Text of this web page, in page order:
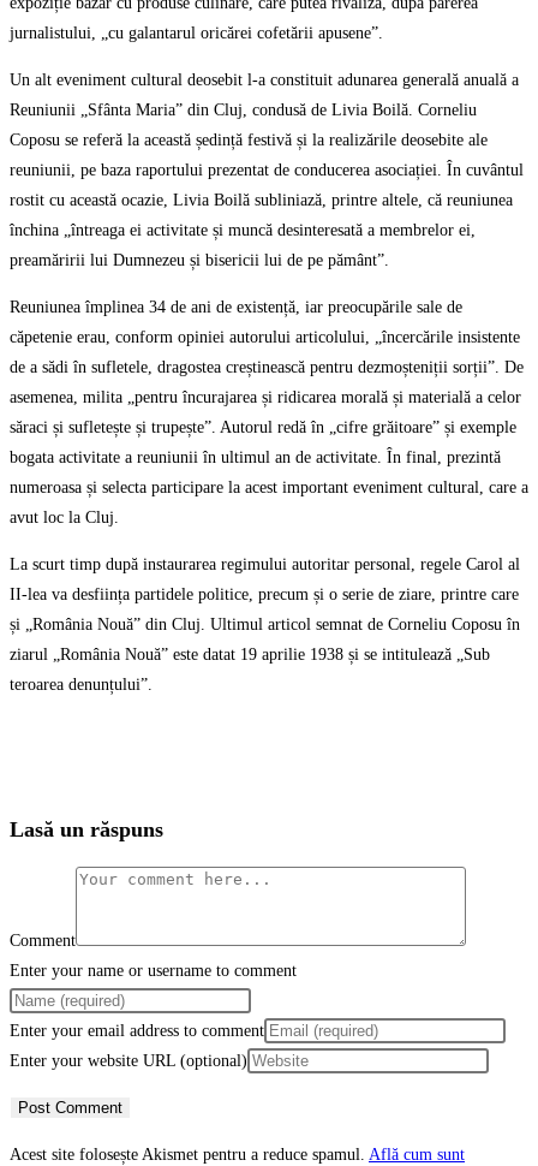
jurnalistului, „cu galantarul oricărei cofetării apusene”.
Un alt eveniment cultural deosebit l-a constituit adunarea generală anuală a
Reuniunii „Sfânta Maria” din Cluj, condusă de Livia Boilă. Corneliu
Coposu se referă la această ședință festivă și la realizările deosebite ale
reuniunii, pe baza raportului prezentat de conducerea asociației. În cuvântul
rostit cu această ocazie, Livia Boilă subliniază, printre altele, că reuniunea
închina „întreaga ei activitate și muncă desinteresată a membrelor ei,
preamăririi lui Dumnezeu și bisericii lui de pe pământ”.
Reuniunea împlinea 34 de ani de existență, iar preocupările sale de
căpetenie erau, conform opiniei autorului articolului, „încercările insistente
de a sădi în sufletele, dragostea creștinească pentru dezmoșteniții sorții”. De
asemenea, milita „pentru încurajarea și ridicarea morală și materială a celor
săraci și sufletește și trupește”. Autorul redă în „cifre grăitoare” și exemple
bogata activitate a reuniunii în ultimul an de activitate. În final, prezintă
numeroasa și selecta participare la acest important eveniment cultural, care a
avut loc la Cluj.
La scurt timp după instaurarea regimului autoritar personal, regele Carol al
II-lea va desființa partidele politice, precum și o serie de ziare, printre care
și „România Nouă” din Cluj. Ultimul articol semnat de Corneliu Coposu în
ziarul „România Nouă” este datat 19 aprilie 1938 și se intitulează „Sub
teroarea denunțului”.
Lasă un răspuns
Comment
Enter your name or username to comment
Enter your email address to comment
Enter your website URL (optional)
Acest site folosește Akismet pentru a reduce spamul. Află cum sunt